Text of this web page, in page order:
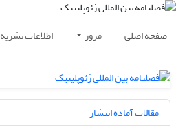
صفحه اصلی مرور اطلاعات نشریه
مقالات آماده انتشار